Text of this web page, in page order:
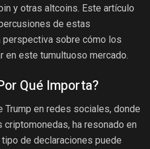
y otras altcoins. Este artículo
de estas
perspectiva sobre cómo los
en este tumultuoso mercado.
Qué Importa?
Trump en redes sociales, donde
ha resonado en
de declaraciones puede